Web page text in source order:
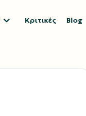
Κριτικές Blog